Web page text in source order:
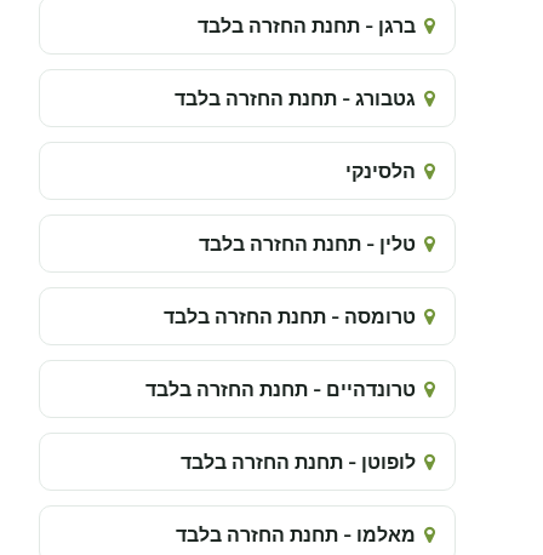
ברגן - תחנת החזרה בלבד
גטבורג - תחנת החזרה בלבד
הלסינקי
טלין - תחנת החזרה בלבד
טרומסה - תחנת החזרה בלבד
טרונדהיים - תחנת החזרה בלבד
לופוטן - תחנת החזרה בלבד
מאלמו - תחנת החזרה בלבד